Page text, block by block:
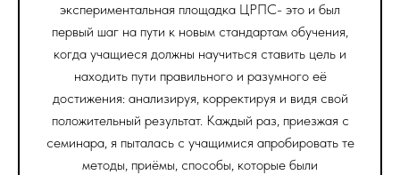
экспериментальная площадка ЦРПС- это и был
первый шаг на пути к новым стандартам обучения,
когда учащиеся должны научиться ставить цель и
находить пути правильного и разумного её
достижения: анализируя, корректируя и видя свой
положительный результат. Каждый раз, приезжая с
семинара, я пыталась с учащимися апробировать те
методы, приёмы, способы, которые были